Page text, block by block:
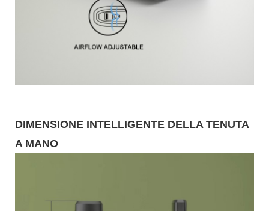
DIMENSIONE INTELLIGENTE DELLA TENUTA
A MANO